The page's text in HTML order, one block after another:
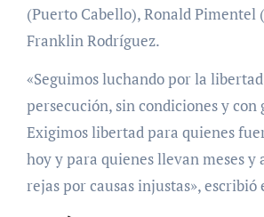
(Puerto Cabello), Ronald Pimentel
Franklin Rodríguez.
«Seguimos luchando por la
persecución, sin condiciones y con
Exigimos libertad para quienes
hoy y para quienes llevan meses y
rejas por causas injustas», escribió